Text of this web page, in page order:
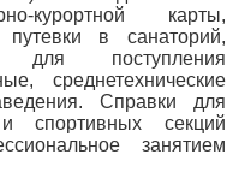
курортной карты,
в санаторий,
для поступления
среднетехнические
Справки для
спортивных секций
занятием